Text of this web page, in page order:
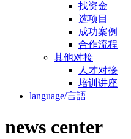
找资金
选项目
成功案例
合作流程
其他对接
人才对接
培训讲座
language/言語
news center